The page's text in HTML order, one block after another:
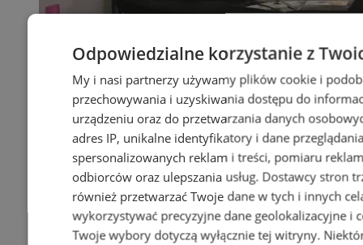
Odpowiedzialne korzystanie z
My i nasi partnerzy używamy plików cookie i
przechowywania i uzyskiwania dostępu do
urządzeniu oraz do przetwarzania danych
adres IP, unikalne identyfikatory i dane
spersonalizowanych reklam i treści, pomiaru
odbiorców oraz ulepszania usług. Dostawcy stron
również przetwarzać Twoje dane w tych i innych
wykorzystywać precyzyjne dane geolokalizacyjne i
Twoje wybory dotyczą wyłącznie tej witryny.